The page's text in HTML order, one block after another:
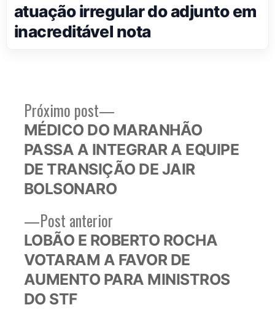
atuação irregular do adjunto em
inacreditável nota
Navegação
de
Post
Post anteriorPost
anterior:
LOBÃO E ROBERTO ROCHA
VOTARAM A FAVOR DE
AUMENTO PARA MINISTROS
DO STF
Próximo post
Próximo
post:
MÉDICO DO MARANHÃO
PASSA A INTEGRAR A EQUIPE
DE TRANSIÇÃO DE JAIR
BOLSONARO